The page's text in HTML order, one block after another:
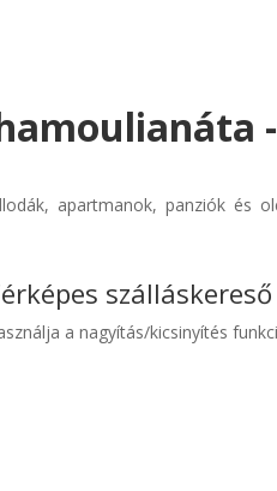
apartmanok, panziók és
szálláskereső
a nagyítás/kicsinyítés